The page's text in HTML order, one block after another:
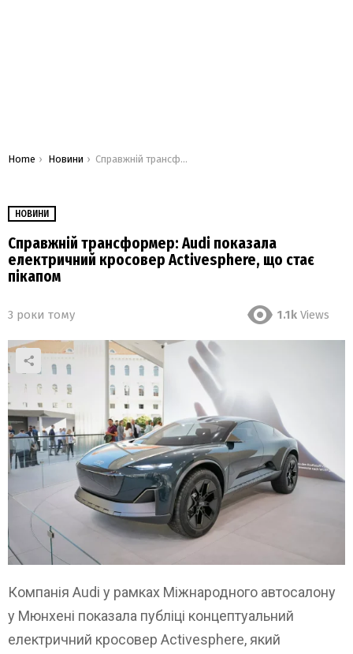
You are here:
Home Новини Справжній трансформер: Audi показала електричний кросовер Activesphere, що стає пікапом
НОВИНИ
Справжній трансформер: Audi показала
електричний кросовер Activesphere, що стає
пікапом
3 роки тому 1.1k Views
Компанія Audi у рамках Міжнародного автосалону
у Мюнхені показала публіці концептуальний
електричний кросовер Activesphere, який